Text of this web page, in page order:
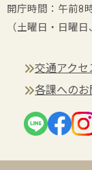
開庁時間：午前8
（土曜日・日曜
交通アクセ
各課への